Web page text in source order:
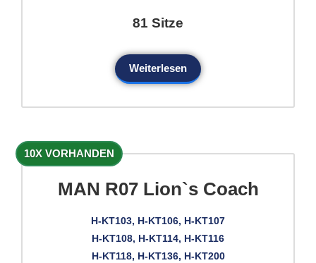
81 Sitze
Weiterlesen
10X VORHANDEN
MAN R07 Lion`s Coach
H-KT103, H-KT106, H-KT107
H-KT108, H-KT114, H-KT116
H-KT118, H-KT136, H-KT200